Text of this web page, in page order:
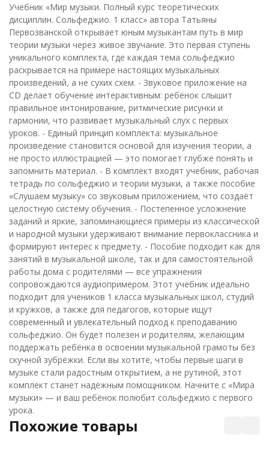
Учебник «Мир музыки. Полный курс теоретических
дисциплин. Сольфеджио. 1 класс» автора Татьяны
Первозванской открывает юным музыкантам путь в мир
теории музыки через живое звучание. Это первая ступень
уникального комплекта, где каждая тема сольфеджио
раскрывается на примере настоящих музыкальных
произведений, а не сухих схем. - Звуковое приложение на
CD делает обучение интерактивным: ребёнок слышит
правильное интонирование, ритмические рисунки и
гармонии, что развивает музыкальный слух с первых
уроков. - Единый принцип комплекта: музыкальное
произведение становится основой для изучения теории, а
не просто иллюстрацией — это помогает глубже понять и
запомнить материал. - В комплект входят учебник, рабочая
тетрадь по сольфеджио и теории музыки, а также пособие
«Слушаем музыку» со звуковым приложением, что создаёт
целостную систему обучения. - Постепенное усложнение
заданий и яркие, запоминающиеся примеры из классической
и народной музыки удерживают внимание первоклассника и
формируют интерес к предмету. - Пособие подходит как для
занятий в музыкальной школе, так и для самостоятельной
работы дома с родителями — все упражнения
сопровождаются аудиопримером. Этот учебник идеально
подходит для учеников 1 класса музыкальных школ, студий
и кружков, а также для педагогов, которые ищут
современный и увлекательный подход к преподаванию
сольфеджио. Он будет полезен и родителям, желающим
поддержать ребёнка в освоении музыкальной грамоты без
скучной зубрёжки. Если вы хотите, чтобы первые шаги в
музыке стали радостным открытием, а не рутиной, этот
комплект станет надёжным помощником. Начните с «Мира
музыки» — и ваш ребёнок полюбит сольфеджио с первого
урока.
Похожие товары